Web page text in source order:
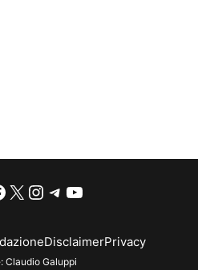
X Instagram
Telegram
YouTube
DisclaimerPrivacy
Claudio Galuppi